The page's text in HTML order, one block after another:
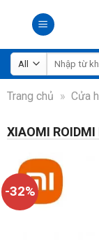
Tìm
Trang chủ » Cửa
XIAOMI ROIDMI
-32%